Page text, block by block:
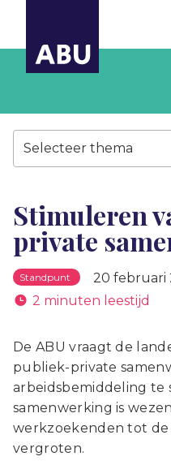
Selecteer thema
Stimuleren
private
Standpunt
20 februari
2 minuten leestijd
De ABU vraagt de
publiek-private
arbeidsbemiddeling te
samenwerking is
werkzoekenden tot
vergroten.